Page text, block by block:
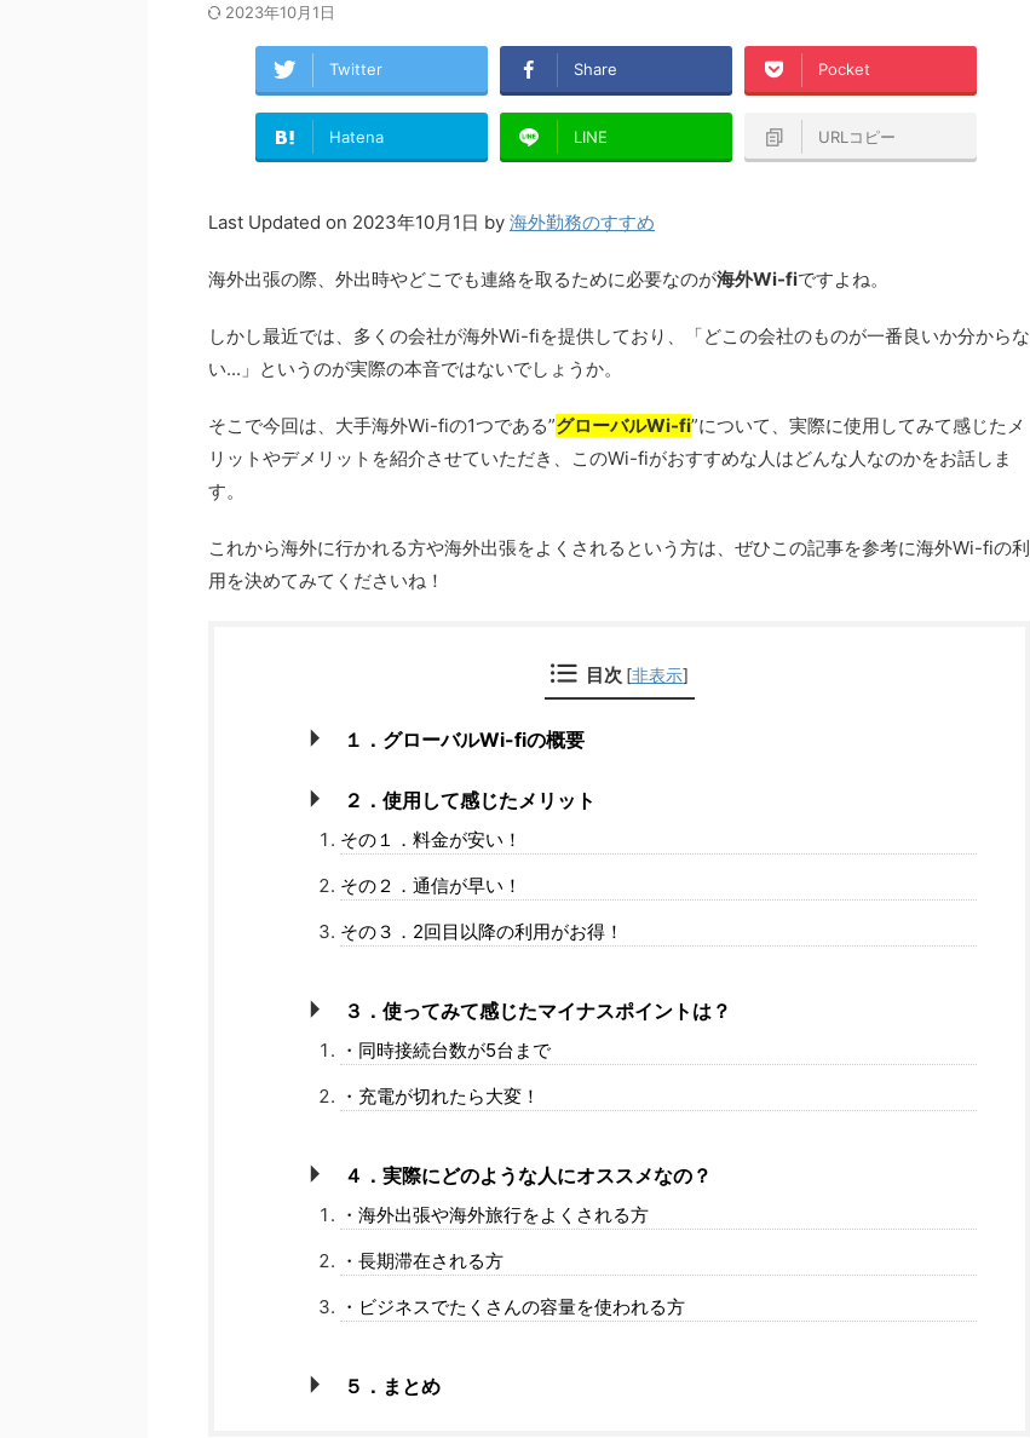
2023年10月1日
Twitter Share Pocket
Hatena LINE URLコピー
Last Updated on 2023年10月1日 by 海外勤務のすすめ
海外出張の際、外出時やどこでも連絡を取るために必要なのが海外Wi-fiですよね。
しかし最近では、多くの会社が海外Wi-fiを提供しており、「どこの会社のものが一番良いか分からな
い...」というのが実際の本音ではないでしょうか。
そこで今回は、大手海外Wi-fiの1つである”グローバルWi-fi”について、実際に使用してみて感じたメ
リットやデメリットを紹介させていただき、このWi-fiがおすすめな人はどんな人なのかをお話しま
す。
これから海外に行かれる方や海外出張をよくされるという方は、ぜひこの記事を参考に海外Wi-fiの利
用を決めてみてくださいね！
目次 [非表示]
１．グローバルWi-fiの概要
２．使用して感じたメリット
その１．料金が安い！
その２．通信が早い！
その３．2回目以降の利用がお得！
３．使ってみて感じたマイナスポイントは？
・同時接続台数が5台まで
・充電が切れたら大変！
４．実際にどのような人にオススメなの？
・海外出張や海外旅行をよくされる方
・長期滞在される方
・ビジネスでたくさんの容量を使われる方
５．まとめ